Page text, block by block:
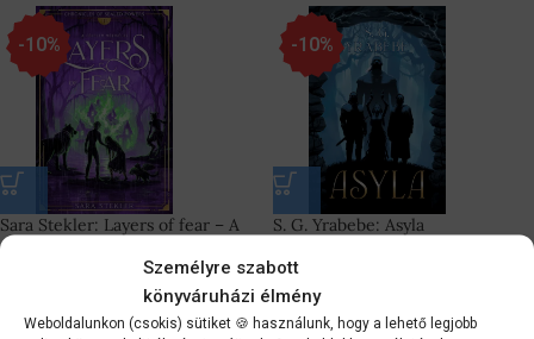
Személyre szabott
könyváruházi élmény
Weboldalunkon (csokis) sütiket 🍪 használunk, hogy a lehető legjobb
-10%
Sara Stekler: Layers of fear – A
félelem mélységei
-10%
S. G. Yrabebe: Asyla
5 999Ft